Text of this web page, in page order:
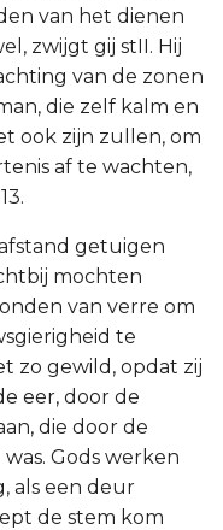
van het dienen
zwijgt gij stII. Hij
van de zonen
die zelf kalm en
ook zijn zullen, om
af te wachten,
getuigen
mochten
van verre om
te
zo gewild, opdat zij
eer, door de
die door de
Gods werken
als een deur
de stem kom